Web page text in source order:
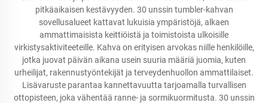
pitkäaikaisen kestävyyden. 30 unssin tumbler-kahvan
sovellusalueet kattavat lukuisia ympäristöjä, alkaen
ammattimaisista keittiöistä ja toimistoista ulkoisille
virkistysaktiviteeteille. Kahva on erityisen arvokas niille henkilöille,
jotka juovat päivän aikana usein suuria määriä juomia, kuten
urheilijat, rakennustyöntekijät ja terveydenhuollon ammattilaiset.
Lisävaruste parantaa kannettavuutta tarjoamalla turvallisen
ottopisteen, joka vähentää ranne- ja sormikuormitusta. 30 unssin